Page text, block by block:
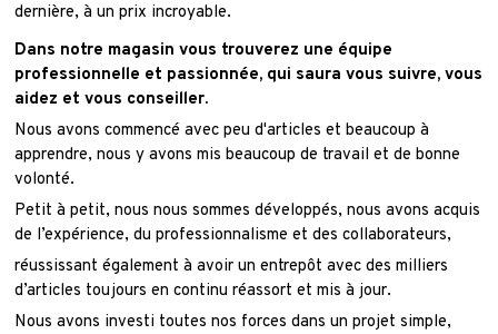
dernière, à un prix incroyable.
Dans notre magasin vous trouverez une équipe
professionnelle et passionnée, qui saura vous suivre, vous
aidez et vous conseiller.
Nous avons commencé avec peu d'articles et beaucoup à
apprendre, nous y avons mis beaucoup de travail et de bonne
volonté.
Petit à petit, nous nous sommes développés, nous avons acquis
de l’expérience, du professionnalisme et des collaborateurs,
réussissant également à avoir un entrepôt avec des milliers
d’articles toujours en continu réassort et mis à jour.
Nous avons investi toutes nos forces dans un projet simple,